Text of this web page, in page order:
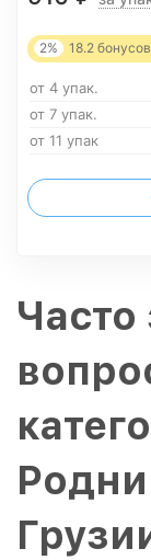
2% 18.2 бонусов
от 4 упак.
от 7 упак.
от 11 упак